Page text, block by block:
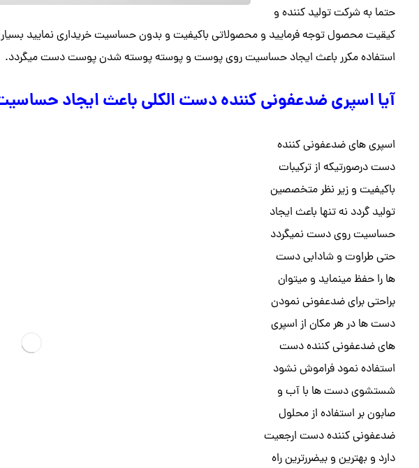
حتما به شرکت تولید کننده و
کیقیت محصول توجه فرمایید و محصولاتی باکیفیت و بدون حساسیت خریداری نمایید
استفاده مکرر باعث ایجاد حساسیت روی پوست و پوسته پوسته شدن پوست دست میگردد.
آیا اسپری ضدعفونی کننده دست الکلی باعث ایجاد
اسپری های ضدعفونی کننده
دست درصورتیکه از ترکیبات
باکیفیت و زیر نظر متخصصین
تولید گردد نه تنها باعث ایجاد
حساسیت روی دست نمیگردد
حتی طراوت و شادابی دست
ها را حفظ مینماید و میتوان
براحتی برای ضدعفونی نمودن
دست ها در هر مکان از اسپری
های ضدعفونی کننده دست
استفاده نمود فراموش نشود
شستشوی دست ها با آب و
صابون بر استفاده از محلول
ضدعفونی کننده دست ارجعیت
دارد و بهترین و بیضررترین راه